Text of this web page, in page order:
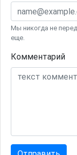
Мы никогда не
еще.
Комментарий